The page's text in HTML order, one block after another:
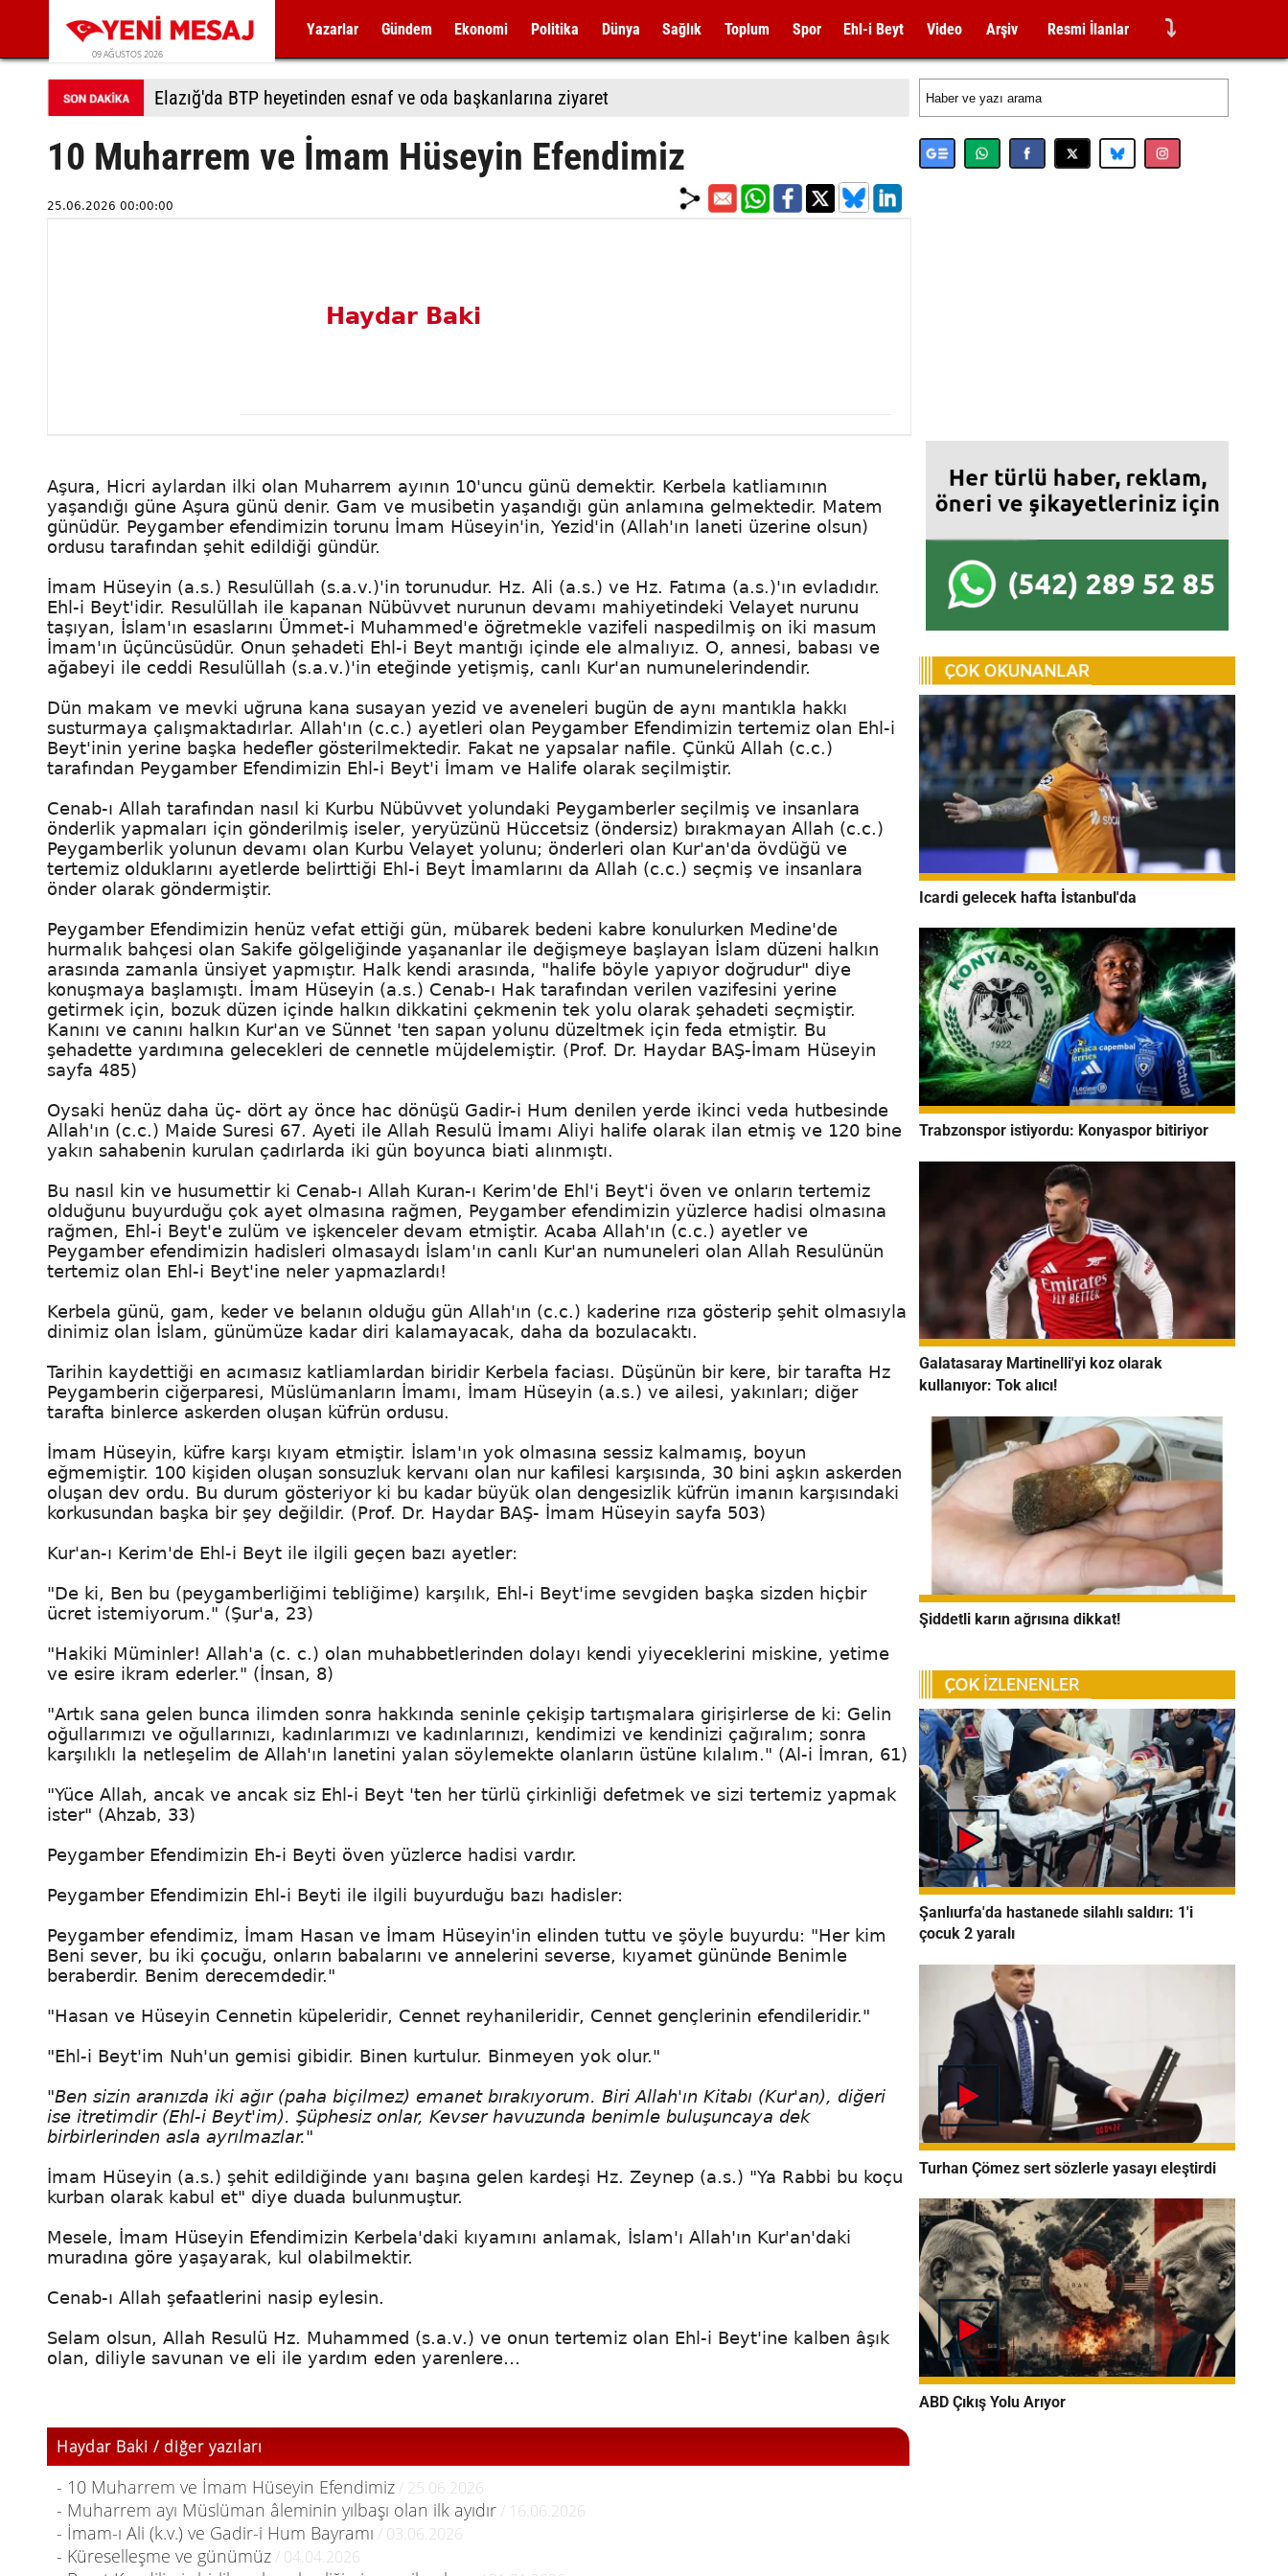
09 AĞUSTOS 2026
Yazarlar Gündem Ekonomi Politika Dünya Sağlık Toplum Spor Ehl-i Beyt Video Arşiv Resmi İlanlar ⤵
Elazığ'da BTP heyetinden esnaf ve oda başkanlarına ziyaret
10 Muharrem ve İmam Hüseyin Efendimiz
25.06.2026 00:00:00
Haydar Baki
Aşura, Hicri aylardan ilki olan Muharrem ayının 10'uncu günü demektir. Kerbela katliamının
yaşandığı güne Aşura günü denir. Gam ve musibetin yaşandığı gün anlamına gelmektedir. Matem
günüdür. Peygamber efendimizin torunu İmam Hüseyin'in, Yezid'in (Allah'ın laneti üzerine olsun)
ordusu tarafından şehit edildiği gündür.
İmam Hüseyin (a.s.) Resulüllah (s.a.v.)'in torunudur. Hz. Ali (a.s.) ve Hz. Fatıma (a.s.)'ın evladıdır.
Ehl-i Beyt'idir. Resulüllah ile kapanan Nübüvvet nurunun devamı mahiyetindeki Velayet nurunu
taşıyan, İslam'ın esaslarını Ümmet-i Muhammed'e öğretmekle vazifeli naspedilmiş on iki masum
İmam'ın üçüncüsüdür. Onun şehadeti Ehl-i Beyt mantığı içinde ele almalıyız. O, annesi, babası ve
ağabeyi ile ceddi Resulüllah (s.a.v.)'in eteğinde yetişmiş, canlı Kur'an numunelerindendir.
Dün makam ve mevki uğruna kana susayan yezid ve aveneleri bugün de aynı mantıkla hakkı
susturmaya çalışmaktadırlar. Allah'ın (c.c.) ayetleri olan Peygamber Efendimizin tertemiz olan Ehl-i
Beyt'inin yerine başka hedefler gösterilmektedir. Fakat ne yapsalar nafile. Çünkü Allah (c.c.)
tarafından Peygamber Efendimizin Ehl-i Beyt'i İmam ve Halife olarak seçilmiştir.
Cenab-ı Allah tarafından nasıl ki Kurbu Nübüvvet yolundaki Peygamberler seçilmiş ve insanlara
önderlik yapmaları için gönderilmiş iseler, yeryüzünü Hüccetsiz (öndersiz) bırakmayan Allah (c.c.)
Peygamberlik yolunun devamı olan Kurbu Velayet yolunu; önderleri olan Kur'an'da övdüğü ve
tertemiz olduklarını ayetlerde belirttiği Ehl-i Beyt İmamlarını da Allah (c.c.) seçmiş ve insanlara
önder olarak göndermiştir.
Peygamber Efendimizin henüz vefat ettiği gün, mübarek bedeni kabre konulurken Medine'de
hurmalık bahçesi olan Sakife gölgeliğinde yaşananlar ile değişmeye başlayan İslam düzeni halkın
arasında zamanla ünsiyet yapmıştır. Halk kendi arasında, "halife böyle yapıyor doğrudur" diye
konuşmaya başlamıştı. İmam Hüseyin (a.s.) Cenab-ı Hak tarafından verilen vazifesini yerine
getirmek için, bozuk düzen içinde halkın dikkatini çekmenin tek yolu olarak şehadeti seçmiştir.
Kanını ve canını halkın Kur'an ve Sünnet 'ten sapan yolunu düzeltmek için feda etmiştir. Bu
şehadette yardımına gelecekleri de cennetle müjdelemiştir. (Prof. Dr. Haydar BAŞ-İmam Hüseyin
sayfa 485)
Oysaki henüz daha üç- dört ay önce hac dönüşü Gadir-i Hum denilen yerde ikinci veda hutbesinde
Allah'ın (c.c.) Maide Suresi 67. Ayeti ile Allah Resulü İmamı Aliyi halife olarak ilan etmiş ve 120 bine
yakın sahabenin kurulan çadırlarda iki gün boyunca biati alınmıştı.
Bu nasıl kin ve husumettir ki Cenab-ı Allah Kuran-ı Kerim'de Ehl'i Beyt'i öven ve onların tertemiz
olduğunu buyurduğu çok ayet olmasına rağmen, Peygamber efendimizin yüzlerce hadisi olmasına
rağmen, Ehl-i Beyt'e zulüm ve işkenceler devam etmiştir. Acaba Allah'ın (c.c.) ayetler ve
Peygamber efendimizin hadisleri olmasaydı İslam'ın canlı Kur'an numuneleri olan Allah Resulünün
tertemiz olan Ehl-i Beyt'ine neler yapmazlardı!
Kerbela günü, gam, keder ve belanın olduğu gün Allah'ın (c.c.) kaderine rıza gösterip şehit olmasıyla
dinimiz olan İslam, günümüze kadar diri kalamayacak, daha da bozulacaktı.
Tarihin kaydettiği en acımasız katliamlardan biridir Kerbela faciası. Düşünün bir kere, bir tarafta Hz
Peygamberin ciğerparesi, Müslümanların İmamı, İmam Hüseyin (a.s.) ve ailesi, yakınları; diğer
tarafta binlerce askerden oluşan küfrün ordusu.
İmam Hüseyin, küfre karşı kıyam etmiştir. İslam'ın yok olmasına sessiz kalmamış, boyun
eğmemiştir. 100 kişiden oluşan sonsuzluk kervanı olan nur kafilesi karşısında, 30 bini aşkın askerden
oluşan dev ordu. Bu durum gösteriyor ki bu kadar büyük olan dengesizlik küfrün imanın karşısındaki
korkusundan başka bir şey değildir. (Prof. Dr. Haydar BAŞ- İmam Hüseyin sayfa 503)
Kur'an-ı Kerim'de Ehl-i Beyt ile ilgili geçen bazı ayetler:
"De ki, Ben bu (peygamberliğimi tebliğime) karşılık, Ehl-i Beyt'ime sevgiden başka sizden hiçbir
ücret istemiyorum." (Şur'a, 23)
"Hakiki Müminler! Allah'a (c. c.) olan muhabbetlerinden dolayı kendi yiyeceklerini miskine, yetime
ve esire ikram ederler." (İnsan, 8)
"Artık sana gelen bunca ilimden sonra hakkında seninle çekişip tartışmalara girişirlerse de ki: Gelin
oğullarımızı ve oğullarınızı, kadınlarımızı ve kadınlarınızı, kendimizi ve kendinizi çağıralım; sonra
karşılıklı la netleşelim de Allah'ın lanetini yalan söylemekte olanların üstüne kılalım." (Al-i İmran, 61)
"Yüce Allah, ancak ve ancak siz Ehl-i Beyt 'ten her türlü çirkinliği defetmek ve sizi tertemiz yapmak
ister" (Ahzab, 33)
Peygamber Efendimizin Eh-i Beyti öven yüzlerce hadisi vardır.
Peygamber Efendimizin Ehl-i Beyti ile ilgili buyurduğu bazı hadisler:
Peygamber efendimiz, İmam Hasan ve İmam Hüseyin'in elinden tuttu ve şöyle buyurdu: "Her kim
Beni sever, bu iki çocuğu, onların babalarını ve annelerini severse, kıyamet gününde Benimle
beraberdir. Benim derecemdedir."
"Hasan ve Hüseyin Cennetin küpeleridir, Cennet reyhanileridir, Cennet gençlerinin efendileridir."
"Ehl-i Beyt'im Nuh'un gemisi gibidir. Binen kurtulur. Binmeyen yok olur."
"Ben sizin aranızda iki ağır (paha biçilmez) emanet bırakıyorum. Biri Allah'ın Kitabı (Kur'an), diğeri
ise itretimdir (Ehl-i Beyt'im). Şüphesiz onlar, Kevser havuzunda benimle buluşuncaya dek
birbirlerinden asla ayrılmazlar."
İmam Hüseyin (a.s.) şehit edildiğinde yanı başına gelen kardeşi Hz. Zeynep (a.s.) "Ya Rabbi bu koçu
kurban olarak kabul et" diye duada bulunmuştur.
Mesele, İmam Hüseyin Efendimizin Kerbela'daki kıyamını anlamak, İslam'ı Allah'ın Kur'an'daki
muradına göre yaşayarak, kul olabilmektir.
Cenab-ı Allah şefaatlerini nasip eylesin.
Selam olsun, Allah Resulü Hz. Muhammed (s.a.v.) ve onun tertemiz olan Ehl-i Beyt'ine kalben âşık
olan, diliyle savunan ve eli ile yardım eden yarenlere…
Haydar Baki / diğer yazıları
- 10 Muharrem ve İmam Hüseyin Efendimiz / 25.06.2026
- Muharrem ayı Müslüman âleminin yılbaşı olan ilk ayıdır / 16.06.2026
- İmam-ı Ali (k.v.) ve Gadir-i Hum Bayramı / 03.06.2026
- Küreselleşme ve günümüz / 04.04.2026
Icardi gelecek hafta İstanbul'da
Trabzonspor istiyordu: Konyaspor bitiriyor
Galatasaray Martinelli'yi koz olarak
kullanıyor: Tok alıcı!
Şiddetli karın ağrısına dikkat!
Şanlıurfa'da hastanede silahlı saldırı: 1'i
çocuk 2 yaralı
Turhan Çömez sert sözlerle yasayı eleştirdi
ABD Çıkış Yolu Arıyor